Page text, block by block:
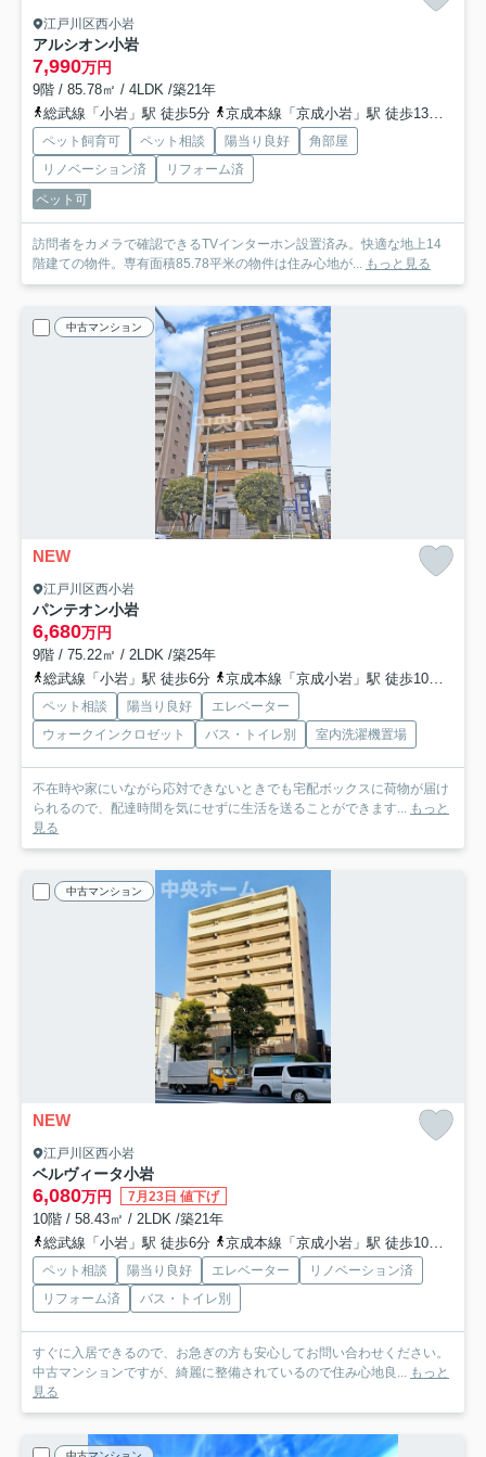
江戸川区西小岩
アルシオン小岩
7,990万円
9階 / 85.78㎡ / 4LDK /築21年
総武線「小岩」駅 徒歩5分
京成本線「京成小岩」駅 徒歩13分
ペット飼育可 ペット相談 陽当り良好
角部屋
リノベーション済
リフォーム済
ペット可
訪問者をカメラで確認できるTVインターホン設置済み。快適な地上14
階建ての物件。専有面積85.78平米の物件は住み心地が...
もっと見る
中古マンション
NEW
江戸川区西小岩
パンテオン小岩
6,680万円
9階 / 75.22㎡ / 2LDK /築25年
総武線「小岩」駅 徒歩6分
京成本線「京成小岩」駅 徒歩10分
ペット相談 陽当り良好
エレベーター
ウォークインクロゼット
バス・トイレ別 室内洗濯機置場
不在時や家にいながら応対できないときでも宅配ボックスに荷物が届け
られるので、配達時間を気にせずに生活を送ることができます...
もっと
見る
中古マンション
NEW
江戸川区西小岩
ベルヴィータ小岩
6,080万円 7月23日 値下げ
10階 / 58.43㎡ / 2LDK /築21年
総武線「小岩」駅 徒歩6分
京成本線「京成小岩」駅 徒歩10分
ペット相談 陽当り良好 エレベーター
リノベーション済
リフォーム済
バス・トイレ別
すぐに入居できるので、お急ぎの方も安心してお問い合わせください。
中古マンションですが、綺麗に整備されているので住み心地良...
もっと
見る